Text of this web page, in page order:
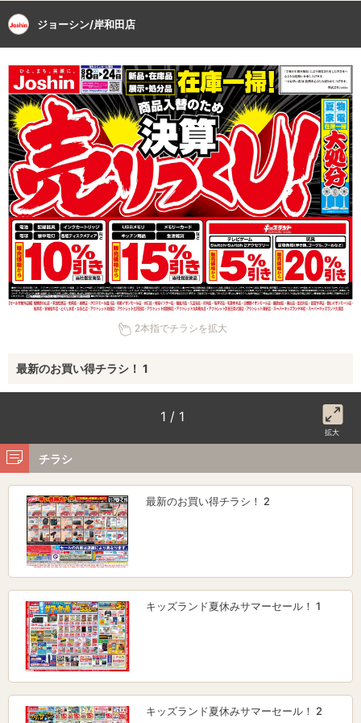
ジョーシン/岸和田店
2本指でチラシを拡大
最新のお買い得チラシ！ 1
1 / 1
拡大
チラシ
最新のお買い得チラシ！ 2
キッズランド夏休みサマーセール！ 1
キッズランド夏休みサマーセール！ 2